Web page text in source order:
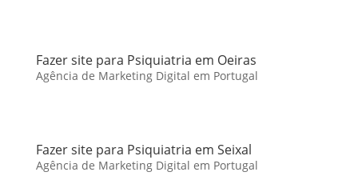
Fazer site para Psiquiatria em Oeiras
Agência de Marketing Digital em Portugal
Fazer site para Psiquiatria em Seixal
Agência de Marketing Digital em Portugal